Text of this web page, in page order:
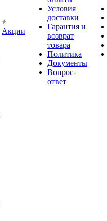
Акции
Условия
доставки
Гарантия и
возврат
товара
Политика
Документы
Вопрос-
ответ